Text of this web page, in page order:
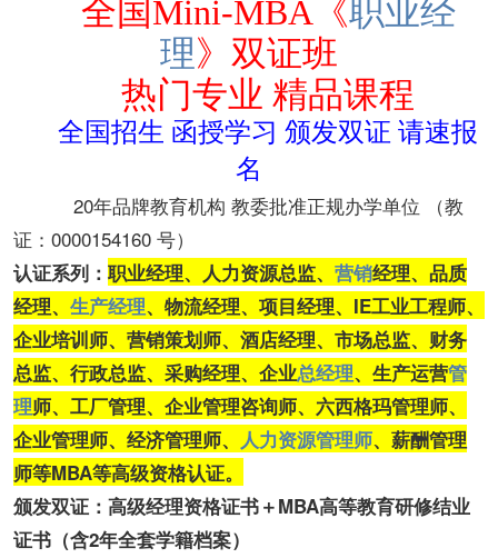
全国Mini-MBA《职业经
理》 双证班
热门专业 精品课程
全国招生 函授学习 颁发双证 请速报
名
20年品牌教育机构 教委批准正规办学单位 （教
证：0000154160 号）
认证系列： 职业经理、人力资源总监、 营销经理、品质
经理、 生产经理、物流经理、项目经理、IE工业工程师、
企业培训师、营销策划师、酒店经理、市场总监、财务
总监、行政总监、采购经理、企业总经理、生产运营管
理师、工厂管理、企业管理咨询师、六西格玛管理师、
企业管理师、 经济管理师、 人力资源管理师、薪酬管理
师等MBA等高级资格认证。
颁发双证： 高级经理资格证书＋MBA高等教育研修结业
证书（含2年全套学籍档案）